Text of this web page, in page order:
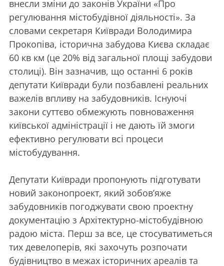
внесли зміни до законів України «Про
регулювання містобудівної діяльності». За
словами секретаря Київради Володимира
Прокопіва, історична забудова Києва складає
60 кв км (це 20% від загальної площі забудови
столиці). Він зазначив, що останні 6 років
депутати Київради були позбавлені реальних
важелів впливу на забудовників. Існуючі
закони суттєво обмежують повноваження
київської адміністрації і не дають їй змоги
ефективно регулювати всі процеси
містобудування.
Депутати Київради пропонують підготувати
новий законопроект, який зобов’яже
забудовників погоджувати свою проектну
документацію з Архітектурно-містобудівною
радою міста. Перш за все, це стосуватиметься
тих девелоперів, які захочуть розпочати
будівництво в межах історичних ареалів та